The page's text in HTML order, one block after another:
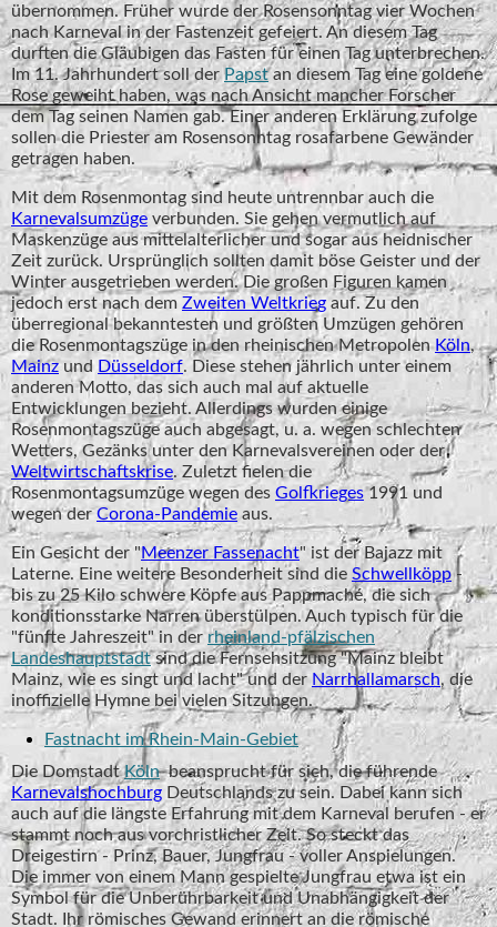
übernommen. Früher wurde der Rosensonntag vier Wochen
nach Karneval in der Fastenzeit gefeiert. An diesem Tag
durften die Gläubigen das Fasten für einen Tag unterbrechen.
Im 11. Jahrhundert soll derPapstan diesem Tag eine goldene
Rose geweiht haben, was nach Ansicht mancher Forscher
dem Tag seinen Namen gab. Einer anderen Erklärung zufolge
sollen die Priester am Rosensonntag rosafarbene Gewänder
getragen haben.
Mit dem Rosenmontag sind heute untrennbar auch die
Karnevalsumzüge verbunden. Sie gehen vermutlich auf
Maskenzüge aus mittelalterlicher und sogar aus heidnischer
Zeit zurück. Ursprünglich sollten damit böse Geister und der
Winter ausgetrieben werden. Die großen Figuren kamen
jedoch erst nach dem Zweiten Weltkrieg auf. Zu den
überregional bekanntesten und größten Umzügen gehören
die Rosenmontagszüge in den rheinischen MetropolenKöln,
Mainzund Düsseldorf. Diese stehen jährlich unter einem
anderen Motto, das sich auch mal auf aktuelle
Entwicklungen bezieht. Allerdings wurden einige
Rosenmontagszüge auch abgesagt, u. a. wegen schlechten
Wetters, Gezänks unter den Karnevalsvereinen oder der
Weltwirtschaftskrise. Zuletzt fielen die
Rosenmontagsumzüge wegen des Golfkrieges1991 und
wegen derCorona-Pandemie aus.
Ein Gesicht der "Meenzer Fassenacht" ist der Bajazz mit
Laterne. Eine weitere Besonderheit sind die Schwellköpp-
bis zu 25 Kilo schwere Köpfe aus Pappmaché, die sich
konditionsstarke Narren überstülpen. Auch typisch für die
"fünfte Jahreszeit" in derrheinland-pfälzischen
Landeshauptstadtsind die Fernsehsitzung "Mainz bleibt
Mainz, wie es singt und lacht" und derNarrhallamarsch, die
inoffizielle Hymne bei vielen Sitzungen.
Fastnacht im Rhein-Main-Gebiet
Die DomstadtKölnbeansprucht für sich, die führende
Karnevalshochburg Deutschlands zu sein. Dabei kann sich
auch auf die längste Erfahrung mit dem Karneval berufen - er
stammt noch aus vorchristlicher Zeit. So steckt das
Dreigestirn - Prinz, Bauer, Jungfrau - voller Anspielungen.
Die immer von einem Mann gespielte Jungfrau etwa ist ein
Symbol für die Unberührbarkeit und Unabhängigkeit der
Stadt. Ihr römisches Gewand erinnert an die römische